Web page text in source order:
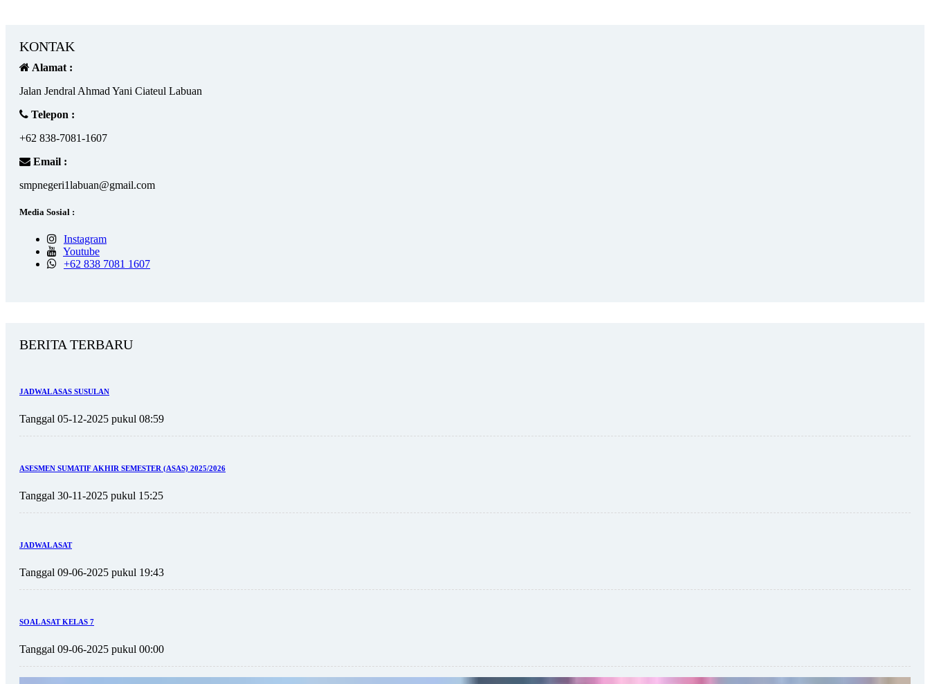
KONTAK
Alamat :
Jalan Jendral Ahmad Yani Ciateul Labuan
Telepon :
+62 838-7081-1607
Email :
smpnegeri1labuan@gmail.com
Media Sosial :
Instagram
Youtube
+62 838 7081 1607
BERITA TERBARU
JADWAL ASAS SUSULAN
Tanggal 05-12-2025 pukul 08:59
ASESMEN SUMATIF AKHIR SEMESTER (ASAS) 2025/2026
Tanggal 30-11-2025 pukul 15:25
JADWAL ASAT
Tanggal 09-06-2025 pukul 19:43
SOAL ASAT KELAS 7
Tanggal 09-06-2025 pukul 00:00